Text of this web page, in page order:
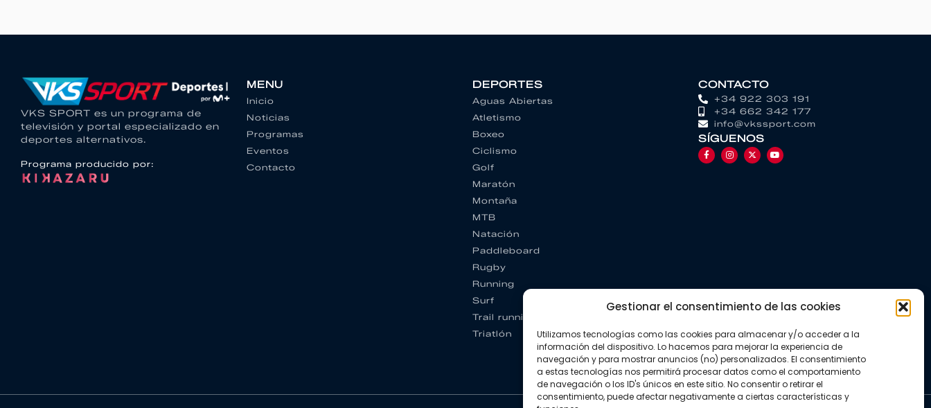
Gestionar el consentimiento de las cookies
Utilizamos tecnologías como las cookies para almacenar y/o acceder a la
información del dispositivo. Lo hacemos para mejorar la experiencia de
navegación y para mostrar anuncios (no) personalizados. El consentimiento
a estas tecnologías nos permitirá procesar datos como el comportamiento
de navegación o los ID's únicos en este sitio. No consentir o retirar el
consentimiento, puede afectar negativamente a ciertas características y
VKS SPORT es un programa de
televisión y portal especializado en
deportes alternativos.
Programa producido por:
MENU
Inicio
Noticias
Programas
Eventos
Contacto
DEPORTES
Aguas Abiertas
Atletismo
Boxeo
Ciclismo
Golf
Maratón
Montaña
MTB
Natación
Paddleboard
Rugby
Running
Surf
Trail running
Triatlón
CONTACTO
+34 922 303 191
+34 662 342 177
info@vkssport.com
SÍGUENOS